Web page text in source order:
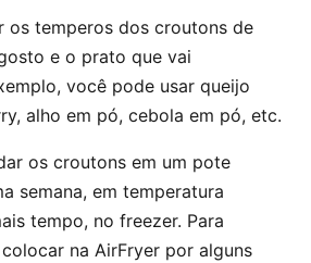
os temperos dos croutons de
e o prato que vai
você pode usar queijo
alho em pó, cebola em pó, etc.
os croutons em um pote
semana, em temperatura
tempo, no freezer. Para
na AirFryer por alguns